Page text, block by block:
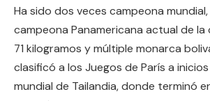
Ha sido dos veces campeona
campeona Panamericana actual de
71 kilogramos y múltiple monarca
clasificó a los Juegos de París a
mundial de Tailandia, donde terminó